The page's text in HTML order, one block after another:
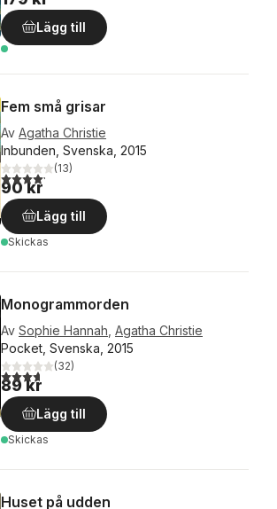
Lägg till
Fem små grisar
Av Agatha Christie
Inbunden, Svenska, 2015
4,2utav 5 stjärnor. Totalt antal röster:
(13)
90 kr
Lägg till
Skickas
Monogrammorden
Av Sophie Hannah Agatha Christie
Pocket, Svenska, 2015
3,7utav 5 stjärnor. Totalt antal röster:
(32)
89 kr
Lägg till
Skickas
Huset på udden